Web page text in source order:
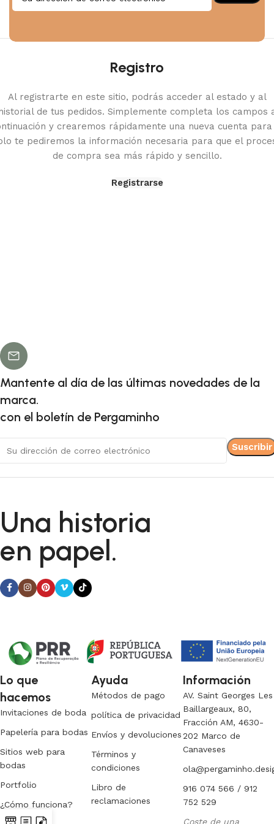
Registro
Al registrarte en este sitio, podrás acceder al estado y al
de tus pedidos. Simplemente completa los campos
y crearemos rápidamente una nueva cuenta
te pediremos la información necesaria para que el
de compra sea más rápido y sencillo.
Registrarse
Mantente al día de las últimas novedades de la
marca.
con el boletín de Pergaminho
Lo que
hacemos
Invitaciones de boda
Papelería para bodas
Sitios web para
bodas
Portfolio
¿Cómo funciona?
Ayuda
Métodos de pago
política de privacidad
Envíos y devoluciones
Términos y
condiciones
Libro de
reclamaciones
Información
AV. Saint Georges Les
Baillargeaux, 80,
Fracción AM, 4630-
202 Marco de
Canaveses
916 074 566 / 912
752 529
Coste de una
Una historia
en papel.